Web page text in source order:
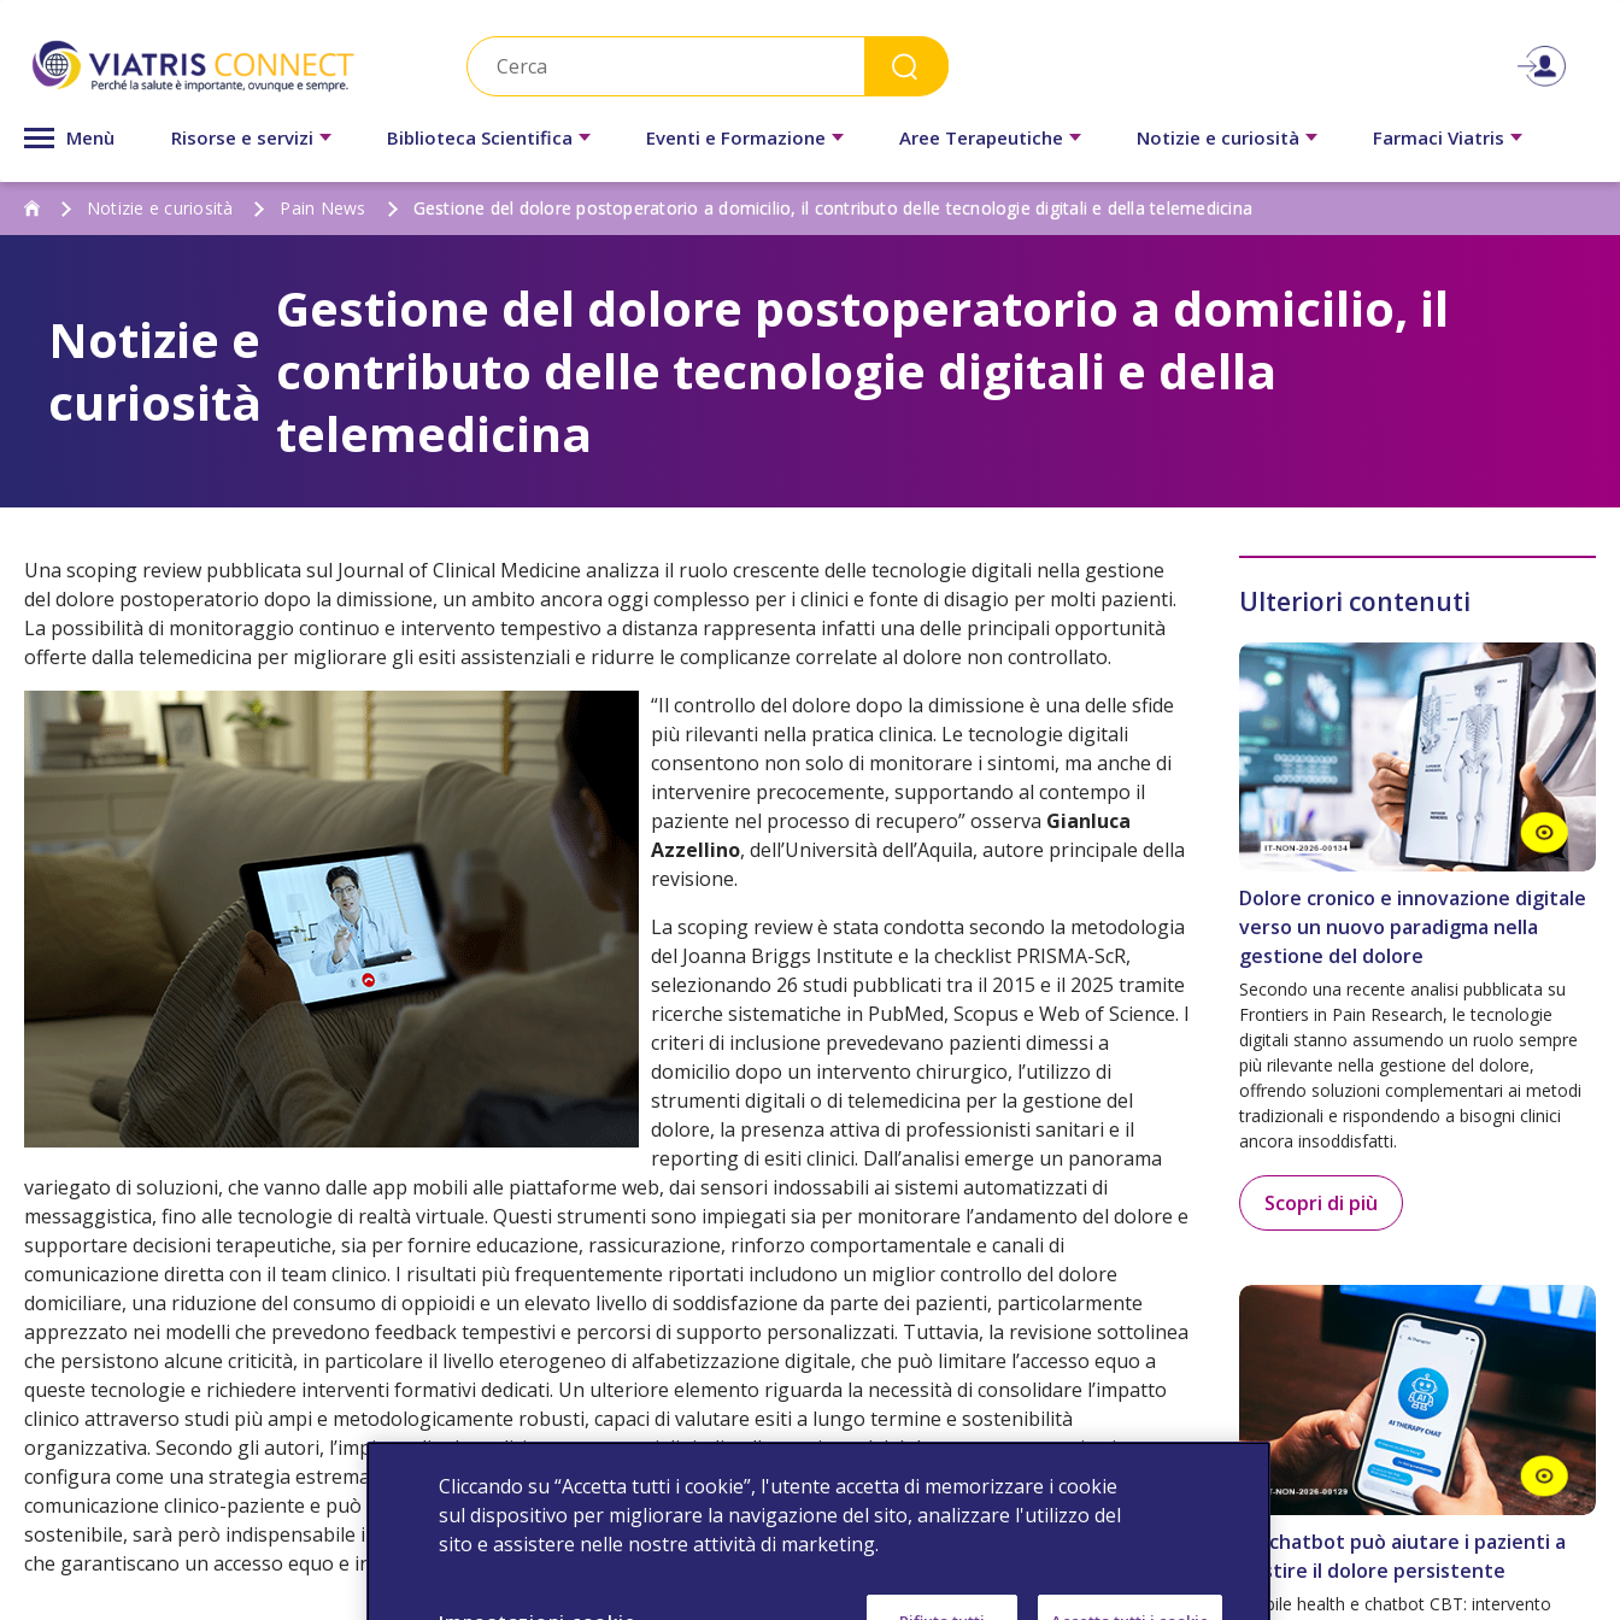
Menù Risorse e servizi Biblioteca Scientifica Eventi e Formazione Aree Terapeutiche Notizie e curiosità Farmaci Viatris
Notizie e curiosità Pain News Gestione del dolore postoperatorio a domicilio, il contributo delle tecnologie digitali e della telemedicina
Notizie e
curiosità
Gestione del dolore postoperatorio a domicilio, il
contributo delle tecnologie digitali e della
telemedicina
Una scoping review pubblicata sul Journal of Clinical Medicine analizza il ruolo crescente delle tecnologie digitali nella gestione
del dolore postoperatorio dopo la dimissione, un ambito ancora oggi complesso per i clinici e fonte di disagio per molti pazienti.
La possibilità di monitoraggio continuo e intervento tempestivo a distanza rappresenta infatti una delle principali opportunità
offerte dalla telemedicina per migliorare gli esiti assistenziali e ridurre le complicanze correlate al dolore non controllato.
“Il controllo del dolore dopo la dimissione è una delle sfide
più rilevanti nella pratica clinica. Le tecnologie digitali
consentono non solo di monitorare i sintomi, ma anche di
intervenire precocemente, supportando al contempo il
paziente nel processo di recupero” osserva Gianluca
Azzellino, dell’Università dell’Aquila, autore principale della
revisione.
La scoping review è stata condotta secondo la metodologia
del Joanna Briggs Institute e la checklist PRISMA-ScR,
selezionando 26 studi pubblicati tra il 2015 e il 2025 tramite
ricerche sistematiche in PubMed, Scopus e Web of Science. I
criteri di inclusione prevedevano pazienti dimessi a
domicilio dopo un intervento chirurgico, l’utilizzo di
strumenti digitali o di telemedicina per la gestione del
dolore, la presenza attiva di professionisti sanitari e il
reporting di esiti clinici. Dall’analisi emerge un panorama
variegato di soluzioni, che vanno dalle app mobili alle piattaforme web, dai sensori indossabili ai sistemi automatizzati di
messaggistica, fino alle tecnologie di realtà virtuale. Questi strumenti sono impiegati sia per monitorare l’andamento del dolore e
supportare decisioni terapeutiche, sia per fornire educazione, rassicurazione, rinforzo comportamentale e canali di
comunicazione diretta con il team clinico. I risultati più frequentemente riportati includono un miglior controllo del dolore
domiciliare, una riduzione del consumo di oppioidi e un elevato livello di soddisfazione da parte dei pazienti, particolarmente
apprezzato nei modelli che prevedono feedback tempestivi e percorsi di supporto personalizzati. Tuttavia, la revisione sottolinea
che persistono alcune criticità, in particolare il livello eterogeneo di alfabetizzazione digitale, che può limitare l’accesso equo a
queste tecnologie e richiedere interventi formativi dedicati. Un ulteriore elemento riguarda la necessità di consolidare l’impatto
clinico attraverso studi più ampi e metodologicamente robusti, capaci di valutare esiti a lungo termine e sostenibilità
organizzativa. Secondo gli autori, l’impiego di telemedicina e strumenti digitali nella gestione del dolore postoperatorio si
configura come una strategia estremamente promettente, in quanto migliora il monitoraggio domiciliare, facilita la
comunicazione clinico-paziente e può contribuire a ridurre l’uso inappropriato di oppioidi. Per una diffusione efficace e
sostenibile, sarà però indispensabile investire in infrastrutture tecnologiche, formazione professionale e modelli organizzativi
che garantiscano un accesso equo e integrato ai servizi.
Ulteriori contenuti
Dolore cronico e innovazione digitale
verso un nuovo paradigma nella
gestione del dolore
Secondo una recente analisi pubblicata su
Frontiers in Pain Research, le tecnologie
digitali stanno assumendo un ruolo sempre
più rilevante nella gestione del dolore,
offrendo soluzioni complementari ai metodi
tradizionali e rispondendo a bisogni clinici
ancora insoddisfatti.
Scopri di più
Un chatbot può aiutare i pazienti a
gestire il dolore persistente
Mobile health e chatbot CBT: intervento
Cliccando su “Accetta tutti i cookie”, l'utente accetta di memorizzare i cookie
sul dispositivo per migliorare la navigazione del sito, analizzare l'utilizzo del
sito e assistere nelle nostre attività di marketing.